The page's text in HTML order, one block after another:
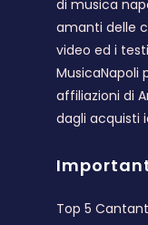
di musica
amanti delle
video ed i
MusicaNapoli
affiliazioni di
dagli acquisti
Top 5